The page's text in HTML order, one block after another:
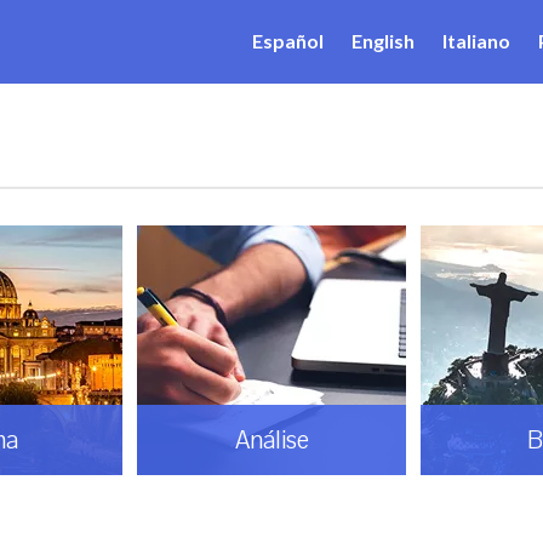
Español English Italiano
Análise